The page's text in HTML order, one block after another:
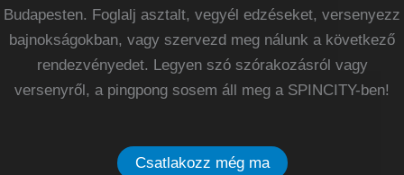
Budapesten. Foglalj asztalt, vegyél edzéseket, versenyezz
bajnokságokban, vagy szervezd meg nálunk a következő
rendezvényedet. Legyen szó szórakozásról vagy
versenyről, a pingpong sosem áll meg a SPINCITY-ben!
Csatlakozz még ma